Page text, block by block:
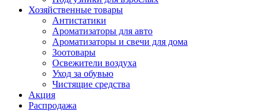
Хозяйственные товары
Антистатики
Ароматизаторы для авто
Ароматизаторы и свечи для дома
Зоотовары
Освежители воздуха
Уход за обувью
Чистящие средства
Акция
Распродажа